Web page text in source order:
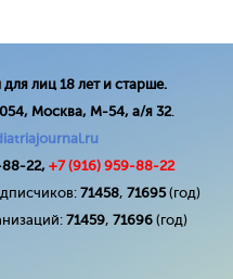
лиц 18 лет и старше.
Москва, М-54, а/я 32.
22, +7 (916) 959-88-22
71458, 71695(год)
71459, 71696 (год)